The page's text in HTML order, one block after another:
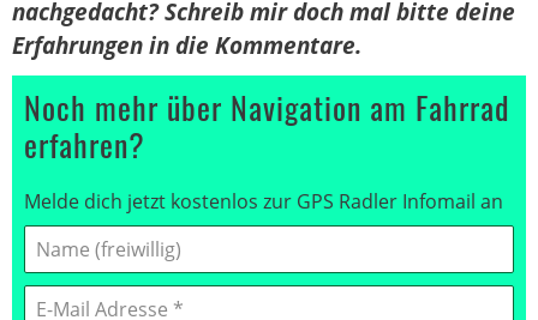
nachgedacht? Schreib mir doch mal bitte deine
Erfahrungen in die Kommentare.
Noch mehr über Navigation am Fahrrad
erfahren?
Melde dich jetzt kostenlos zur GPS Radler Infomail an